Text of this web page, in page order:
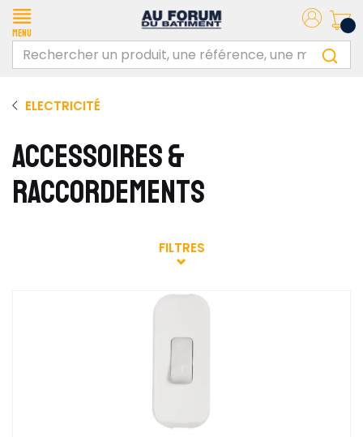
Menu
ELECTRICITÉ
ACCESSOIRES &
RACCORDEMENTS
FILTRES